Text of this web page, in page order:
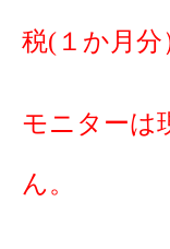
税(１か月分
モニターは
ん。